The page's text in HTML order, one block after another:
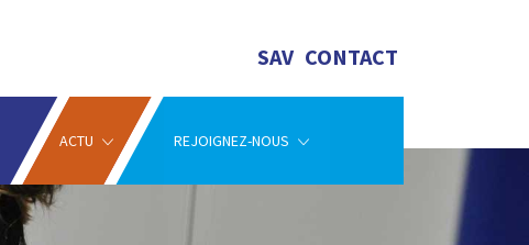
SAV CONTACT
ACTU REJOIGNEZ-NOUS